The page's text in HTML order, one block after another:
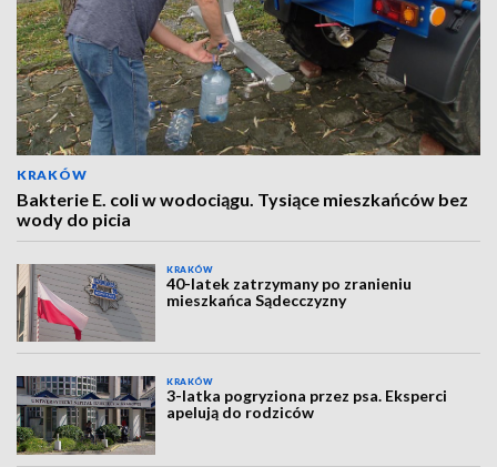
KRAKÓW
Bakterie E. coli w wodociągu. Tysiące mieszkańców bez
wody do picia
KRAKÓW
40-latek zatrzymany po zranieniu
mieszkańca Sądecczyzny
KRAKÓW
3-latka pogryziona przez psa. Eksperci
apelują do rodziców